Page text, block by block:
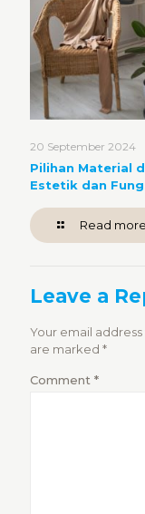
20 September 2024
Pilihan Material
Estetik dan
Read more
Leave a
Your email
are marked *
Comment *